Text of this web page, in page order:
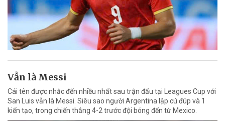
Vẫn là Messi
Cái tên được nhắc đến nhiều nhất sau trận đấu tại Leagues Cup với
San Luis vẫn là Messi. Siêu sao người Argentina lập cú đúp và 1
kiến tạo, trong chiến thắng 4-2 trước đội bóng đến từ Mexico.